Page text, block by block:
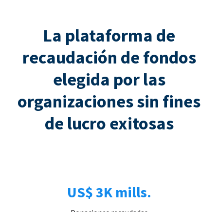
La plataforma de
recaudación de fondos
elegida por las
organizaciones sin fines
de lucro exitosas
US$ 3K mills.